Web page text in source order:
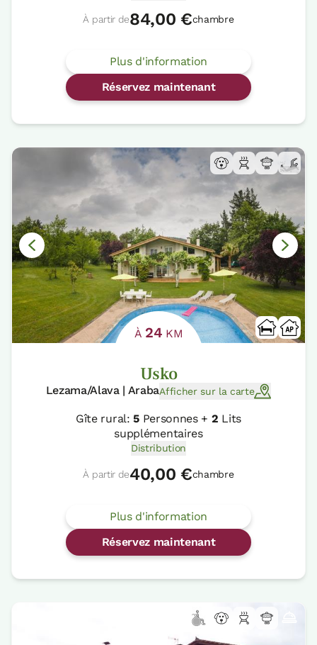
À partir de84,00 €chambre
Plus d'information
Réservez maintenant
À 24 KM
Usko
Lezama/Alava | ArabaAfficher sur la carte
Gîte rural:5Personnes + 2 Lits
supplémentaires
Distribution
À partir de40,00 €chambre
Plus d'information
Réservez maintenant